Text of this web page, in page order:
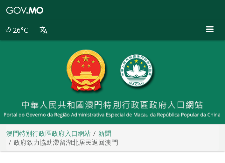
26°C
澳門特別行政區政府入口網站
新聞
政府致力協助滯留湖北居民返回澳門